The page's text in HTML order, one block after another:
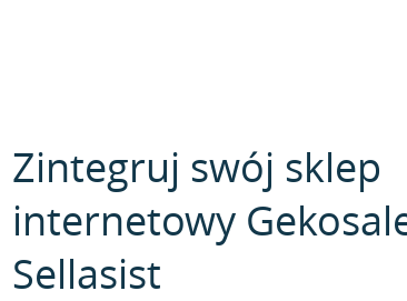
Zintegruj swój sklep
internetowy
Sellasist